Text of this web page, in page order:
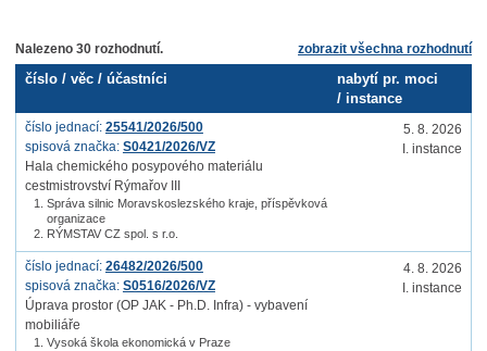
zobrazit všechna rozhodnutí
Nalezeno 30 rozhodnutí.
číslo / věc / účastníci
nabytí pr. moci
/ instance
číslo jednací: 25541/2026/500
spisová značka: S0421/2026/VZ
Hala chemického posypového materiálu
cestmistrovství Rýmařov III
Správa silnic Moravskoslezského kraje, příspěvková
organizace
RÝMSTAV CZ spol. s r.o.
5. 8. 2026
I. instance
číslo jednací: 26482/2026/500
spisová značka: S0516/2026/VZ
Úprava prostor (OP JAK - Ph.D. Infra) - vybavení
mobiliáře
Vysoká škola ekonomická v Praze
4. 8. 2026
I. instance